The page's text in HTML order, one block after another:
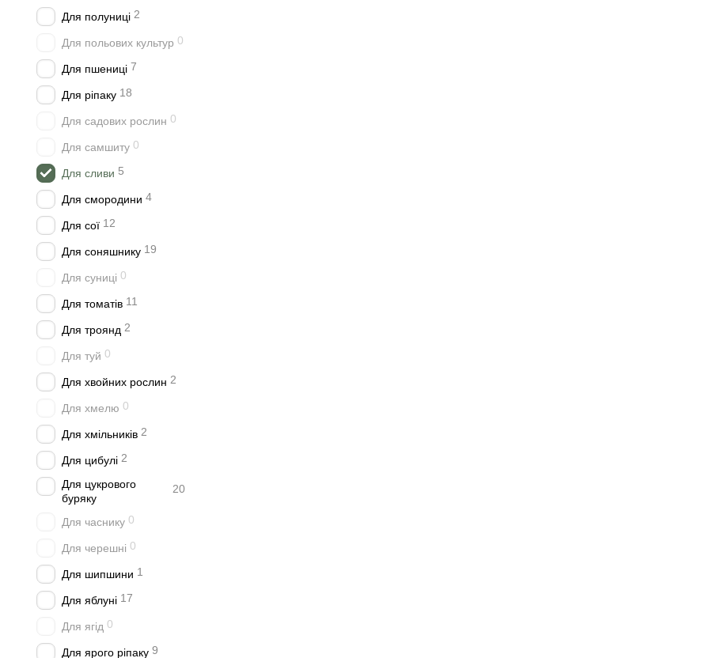
Для полуниці 2
Для польових культур 0
Для пшениці 7
Для ріпаку 18
Для садових рослин 0
Для самшиту 0
Для сливи 5
Для смородини 4
Для сої 12
Для соняшнику 19
Для суниці 0
Для томатів 11
Для троянд 2
Для туй 0
Для хвойних рослин 2
Для хмелю 0
Для хмільників 2
Для цибулі 2
Для цукрового
буряку
20
Для часнику 0
Для черешні 0
Для шипшини 1
Для яблуні 17
Для ягід 0
Для ярого ріпаку 9